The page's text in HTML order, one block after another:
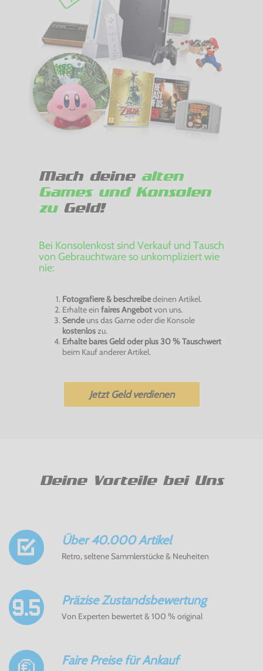
Mach deine alten
Games und Konsolen
zuGeld!
Bei Konsolenkost sind Verkauf und Tausch
von Gebrauchtware so unkompliziert wie
nie:
Fotografiere & beschreibedeinen Artikel.
Erhalte ein faires Angebotvon uns.
Sendeuns das Game oder die Konsole
kostenloszu.
Erhalte bares Geld oder plus 30 % Tauschwert
beim Kauf anderer Artikel.
Jetzt Geld verdienen
Deine Vorteile bei Uns
Über 40.000 Artikel
Retro, seltene Sammlerstücke & Neuheiten
Präzise Zustandsbewertung
Von Experten bewertet & 100 % original
Faire Preise für Ankauf